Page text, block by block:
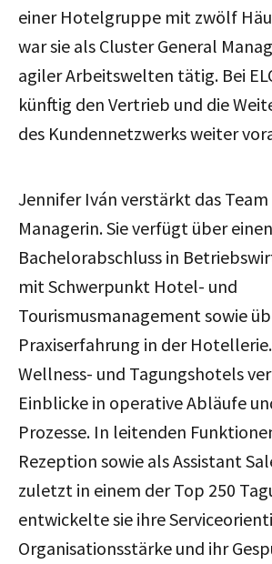
einer Hotelgruppe mit zwölf
war sie als Cluster General
agiler Arbeitswelten tätig. Bei
künftig den Vertrieb und die
des Kundennetzwerks weiter
Jennifer Iván verstärkt das Team
Managerin. Sie verfügt über
Bachelorabschluss in
mit Schwerpunkt Hotel- und
Tourismusmanagement sowie
Praxiserfahrung in der
Wellness- und Tagungshotels
Einblicke in operative Abläufe
Prozesse. In leitenden
Rezeption sowie als Assistant
zuletzt in einem der Top 250
entwickelte sie ihre
Organisationsstärke und ihr